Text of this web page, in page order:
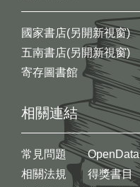
國家書店(另開新視窗)
五南書店(另開新視窗)
寄存圖書館
相關連結
常見問題
相關法規
OpenData
得獎書目